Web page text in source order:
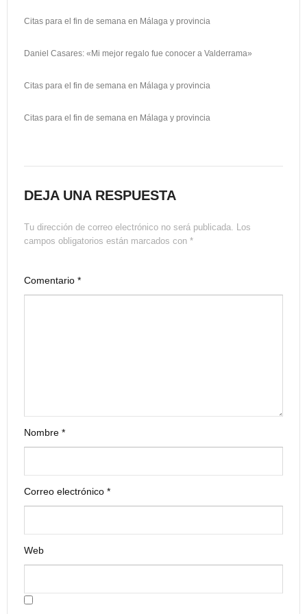
Citas para el fin de semana en Málaga y provincia
Daniel Casares: «Mi mejor regalo fue conocer a Valderrama»
Citas para el fin de semana en Málaga y provincia
Citas para el fin de semana en Málaga y provincia
DEJA UNA RESPUESTA
Tu dirección de correo electrónico no será publicada. Los
campos obligatorios están marcados con *
Comentario *
Nombre *
Correo electrónico *
Web